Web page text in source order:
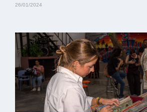
26/01/2024